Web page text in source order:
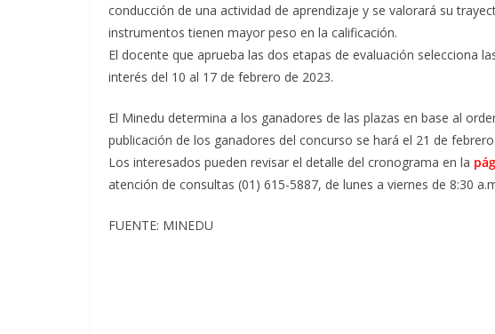
conducción de una actividad de aprendizaje y se valorará su
instrumentos tienen mayor peso en la calificación.
El docente que aprueba las dos etapas de evaluación selecciona
interés del 10 al 17 de febrero de 2023.
El Minedu determina a los ganadores de las plazas en base al
publicación de los ganadores del concurso se hará el 21 de
Los interesados pueden revisar el detalle del cronograma en la
atención de consultas (01) 615-5887, de lunes a viernes de 8:30
FUENTE: MINEDU